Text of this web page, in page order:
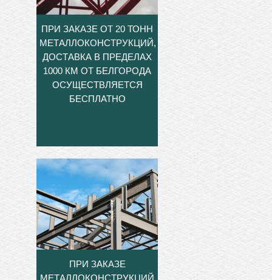
ПРИ ЗАКАЗЕ ОТ 20 ТОНН
МЕТАЛЛОКОНСТРУКЦИЙ,
ДОСТАВКА В ПРЕДЕЛАХ
1000 КМ ОТ БЕЛГОРОДА
ОСУЩЕСТВЛЯЕТСЯ
БЕСПЛАТНО
ПРИ ЗАКАЗЕ